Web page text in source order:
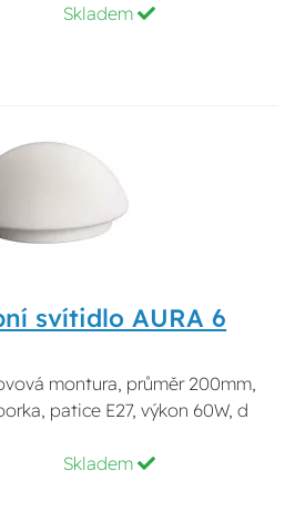
Skladem
svítidlo AURA 6
montura, průměr 200mm,
patice E27, výkon 60W, d
Skladem